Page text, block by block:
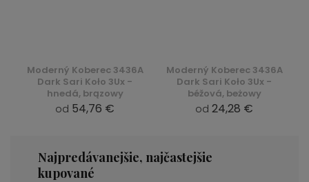
Moderný Koberec 3436A
Dark Sari Koło 3Ux -
hnedá, brązowy
od 54,76 €
Moderný Koberec 3436A
Dark Sari Koło 3Ux -
béžová, beżowy
od 24,28 €
Najpredávanejšie, najčastejšie
kupované